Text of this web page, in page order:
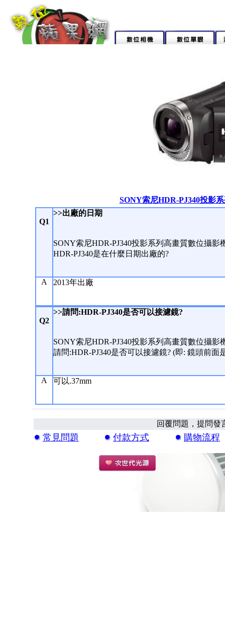
SONY索尼HDR-PJ340投影
Q1
>>出廠的日期
SONY索尼HDR-PJ340投影系列高畫質數位攝影
HDR-PJ340是在什麼日期出廠的?
A 2013年出廠
Q2
>>請問:HDR-PJ340是否可以接濾鏡?
SONY索尼HDR-PJ340投影系列高畫質數位攝影
請問:HDR-PJ340是否可以接濾鏡? (即: 鏡頭前
A 可以.37mm
回覆問題，提問
常見問題 付款方式 購物流程